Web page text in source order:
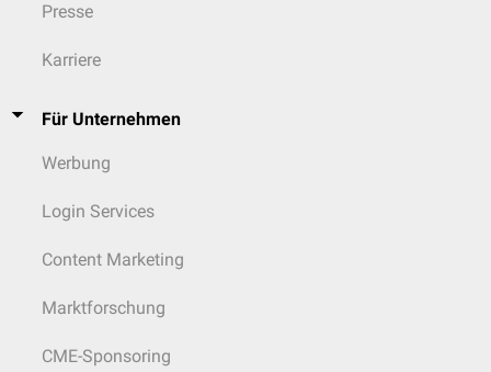
Presse
Karriere
Für Unternehmen
Werbung
Login Services
Content Marketing
Marktforschung
CME-Sponsoring